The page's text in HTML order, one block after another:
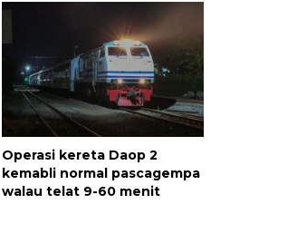
Operasi kereta Daop 2
kemabli normal pascagempa
walau telat 9-60 menit